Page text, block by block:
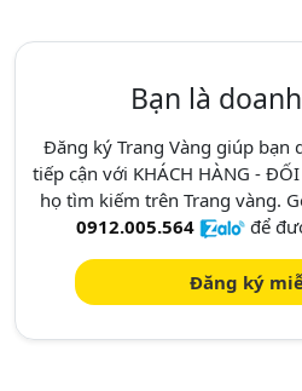
Bạn là
Đăng ký Trang Vàng giúp bạn
tiếp cận với KHÁCH HÀNG -
họ tìm kiếm trên Trang vàng.
0912.005.564
để
Đăng ký